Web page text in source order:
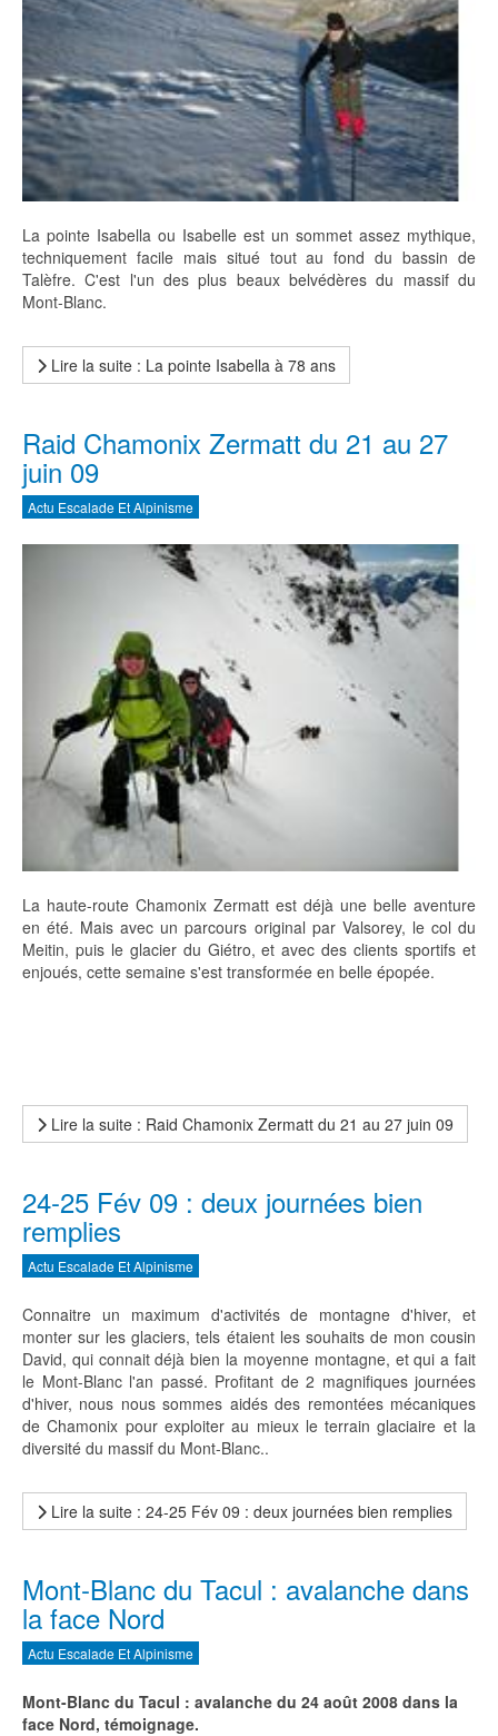
La pointe Isabella ou Isabelle est un sommet assez mythique,
techniquement facile mais situé tout au fond du bassin de
Talèfre. C'est l'un des plus beaux belvédères du massif du
Mont-Blanc.
Lire la suite : La pointe Isabella à 78 ans
Raid Chamonix Zermatt du 21 au 27
juin 09
Actu Escalade Et Alpinisme
La haute-route Chamonix Zermatt est déjà une belle aventure
en été. Mais avec un parcours original par Valsorey, le col du
Meitin, puis le glacier du Giétro, et avec des clients sportifs et
enjoués, cette semaine s'est transformée en belle épopée.
Lire la suite : Raid Chamonix Zermatt du 21 au 27 juin 09
24-25 Fév 09 : deux journées bien
remplies
Actu Escalade Et Alpinisme
Connaitre un maximum d'activités de montagne d'hiver, et
monter sur les glaciers, tels étaient les souhaits de mon cousin
David, qui connait déjà bien la moyenne montagne, et qui a fait
le Mont-Blanc l'an passé. Profitant de 2 magnifiques journées
d'hiver, nous nous sommes aidés des remontées mécaniques
de Chamonix pour exploiter au mieux le terrain glaciaire et la
diversité du massif du Mont-Blanc..
Lire la suite : 24-25 Fév 09 : deux journées bien remplies
Mont-Blanc du Tacul : avalanche dans
la face Nord
Actu Escalade Et Alpinisme
Mont-Blanc du Tacul : avalanche du 24 août 2008 dans la
face Nord, témoignage.